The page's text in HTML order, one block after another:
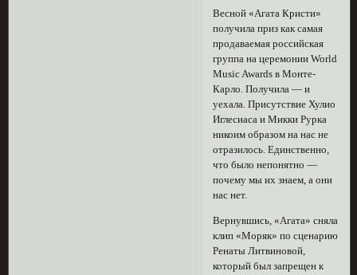
Весной «Агата Кристи»
получила приз как самая
продаваемая российская
группа на церемонии World
Music Awards в Монте-
Карло. Получила — и
уехала. Присутствие Хулио
Иглесиаса и Микки Рурка
никоим образом на нас не
отразилось. Единственно,
что было непонятно —
почему мы их знаем, а они
нас нет.
Вернувшись, «Агата» сняла
клип «Моряк» по сценарию
Ренаты Литвиновой,
который был запрещен к